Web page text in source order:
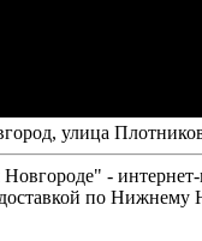
улица
- интернет-
по Нижнему